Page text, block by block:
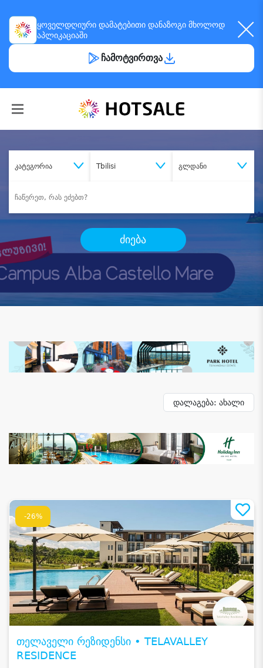
ყოველდღიური დამატებითი დანაზოგი მხოლოდ
აპლიკაციაში
ჩამოტვირთვა
კატეგორია Tbilisi გლდანი
ძიება
დალაგება: ახალი
-26%
თელაველი რეზიდენსი • TELAVALLEY
RESIDENCE